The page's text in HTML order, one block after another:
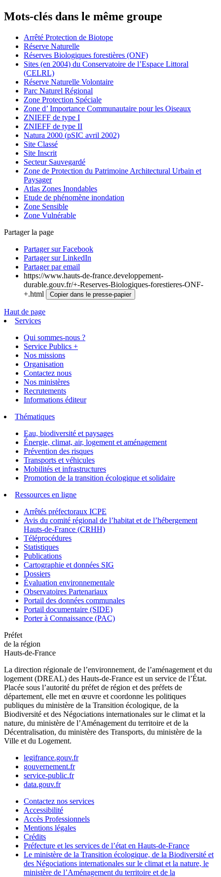
Mots-clés dans le même groupe
Arrêté Protection de Biotope
Réserve Naturelle
Réserves Biologiques forestières (ONF)
Sites (en 2004) du Conservatoire de l’Espace Littoral
(CELRL)
Réserve Naturelle Volontaire
Parc Naturel Régional
Zone Protection Spéciale
Zone d’ Importance Communautaire pour les Oiseaux
ZNIEFF de type I
ZNIEFF de type II
Natura 2000 (pSIC avril 2002)
Site Classé
Site Inscrit
Secteur Sauvegardé
Zone de Protection du Patrimoine Architectural Urbain et
Paysager
Atlas Zones Inondables
Etude de phénomène inondation
Zone Sensible
Zone Vulnérable
Partager la page
Partager sur Facebook
Partager sur LinkedIn
Partager par email
https://www.hauts-de-france.developpement-
durable.gouv.fr/+-Reserves-Biologiques-forestieres-ONF-
+.html
Copier dans le presse-papier
Haut de page
Services
Qui sommes-nous ?
Service Publics +
Nos missions
Organisation
Contactez nous
Nos ministères
Recrutements
Informations éditeur
Thématiques
Eau, biodiversité et paysages
Énergie, climat, air, logement et aménagement
Prévention des risques
Transports et véhicules
Mobilités et infrastructures
Promotion de la transition écologique et solidaire
Ressources en ligne
Arrêtés préfectoraux ICPE
Avis du comité régional de l’habitat et de l’hébergement
Hauts-de-France (CRHH)
Téléprocédures
Statistiques
Publications
Cartographie et données SIG
Dossiers
Évaluation environnementale
Observatoires Partenariaux
Portail des données communales
Portail documentaire (SIDE)
Porter à Connaissance (PAC)
Préfet
de la région
Hauts-de-France
La direction régionale de l’environnement, de l’aménagement et du
logement (DREAL) des Hauts-de-France est un service de l’État.
Placée sous l’autorité du préfet de région et des préfets de
département, elle met en œuvre et coordonne les politiques
publiques du ministère de la Transition écologique, de la
Biodiversité et des Négociations internationales sur le climat et la
nature, du ministère de l’Aménagement du territoire et de la
Décentralisation, du ministère des Transports, du ministère de la
Ville et du Logement.
legifrance.gouv.fr
gouvernement.fr
service-public.fr
data.gouv.fr
Contactez nos services
Accessibilité
Accès Professionnels
Mentions légales
Crédits
Préfecture et les services de l’état en Hauts-de-France
Le ministère de la Transition écologique, de la Biodiversité et
des Négociations internationales sur le climat et la nature, le
ministère de l’Aménagement du territoire et de la